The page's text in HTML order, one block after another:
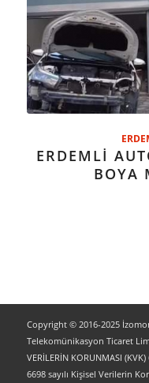
ERDEMLİ
BOYA
Copyright © 2016-2025
Telekomünikasyon Ticaret
VERİLERİN KORUNMASI
6698 sayılı Kişisel Verilerin